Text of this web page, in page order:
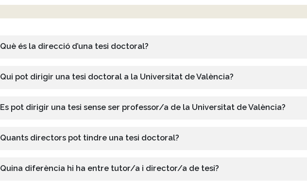
Què és la direcció d’una tesi doctoral?
Qui pot dirigir una tesi doctoral a la Universitat de València?
Es pot dirigir una tesi sense ser professor/a de la Universitat de València?
Quants directors pot tindre una tesi doctoral?
Quina diferència hi ha entre tutor/a i director/a de tesi?